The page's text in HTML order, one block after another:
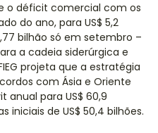
o déficit comercial com os
do ano, para US$ 5,2
bilhão só em setembro –
a cadeia siderúrgica e
projeta que a estratégia
com Ásia e Oriente
anual para US$ 60,9
iniciais de US$ 50,4 bilhões.